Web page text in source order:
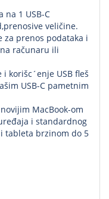
na 1 USB-C
veličine.
za prenos podataka i
računaru ili
korišc´enje USB fleš
USB-C pametnim
MacBook-om
i standardnog
tableta brzinom do 5